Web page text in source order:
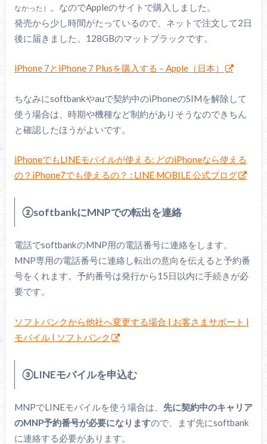
なかった） 。なのでAppleのサイトで購入しました。
発売から少し時間がたっているので、ネットで注文して2日
後に届きました。128GBのマットブラックです。
iPhone 7とiPhone 7 Plusを購入する – Apple（日本）
ちなみにsoftbankやauで契約中のiPhoneのSIMを解除して
使う場合は、時期や機種など制約がありそうなのできちん
と確認したほうがよいです。
iPhoneでもLINEモバイルが使える: どのiPhoneなら使える
の？iPhone7でも使えるの？ : LINE MOBILE 公式ブログ
②softbankにMNPでの転出を連絡
電話でsoftbankのMNP用の電話番号に連絡をします。
MNP専用の電話番号に連絡し転出の意向を伝えると予約番
号をくれます。予約番号は発行から15日以内に手続きが必
要です。
ソフトバンクから他社へ変更する場合 | お客さまサポート |
モバイル | ソフトバンク
③LINEモバイルを申込む
MNPでLINEモバイルを使う場合は、 先に契約中のキャリア
のMNP予約番号が必要になりますので、まず先にsoftbank
に連絡する必要があります。